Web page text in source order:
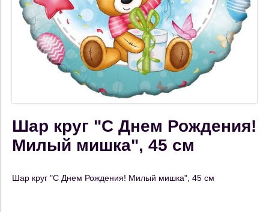
Шар круг "С Днем Рождения!
Милый мишка", 45 см
Шар круг "С Днем Рождения! Милый мишка", 45 см